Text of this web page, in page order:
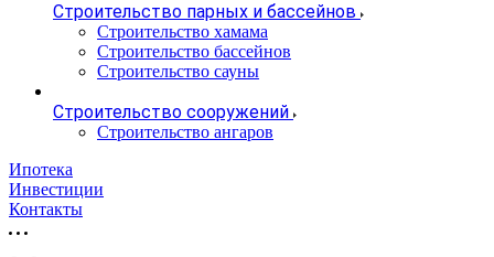
Строительство парных и бассейнов
Строительство хамама
Строительство бассейнов
Строительство сауны
Строительство сооружений
Строительство ангаров
Ипотека
Инвестиции
Контакты